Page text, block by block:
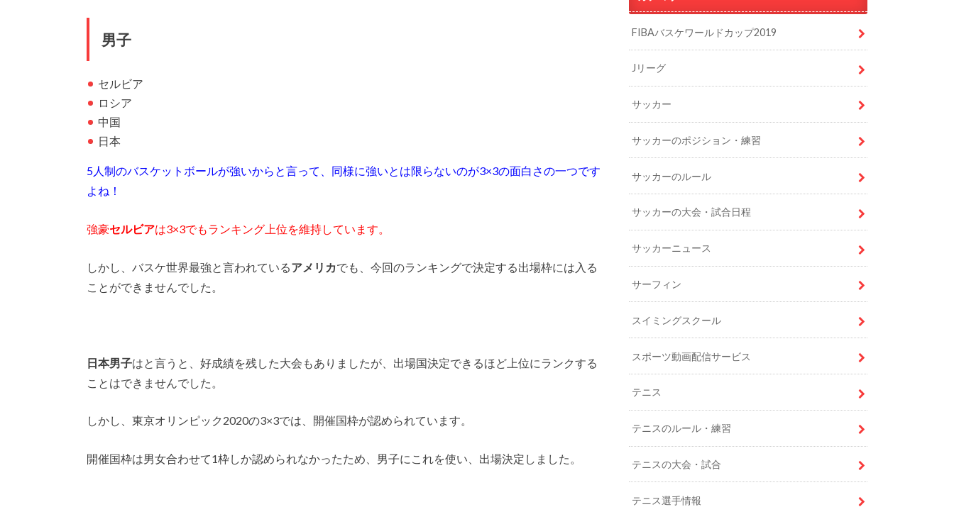
男子
セルビア
ロシア
中国
日本
5人制のバスケットボールが強いからと言って、同様に強いとは限らないのが3×3の面白さの一つです
よね！
強豪セルビアは3×3でもランキング上位を維持しています。
しかし、バスケ世界最強と言われているアメリカでも、今回のランキングで決定する出場枠には入る
ことができませんでした。
日本男子はと言うと、好成績を残した大会もありましたが、出場国決定できるほど上位にランクする
ことはできませんでした。
しかし、東京オリンピック2020の3×3では、開催国枠が認められています。
開催国枠は男女合わせて1枠しか認められなかったため、男子にこれを使い、出場決定しました。
FIBAバスケワールドカップ2019
Jリーグ
サッカー
サッカーのポジション・練習
サッカーのルール
サッカーの大会・試合日程
サッカーニュース
サーフィン
スイミングスクール
スポーツ動画配信サービス
テニス
テニスのルール・練習
テニスの大会・試合
テニス選手情報